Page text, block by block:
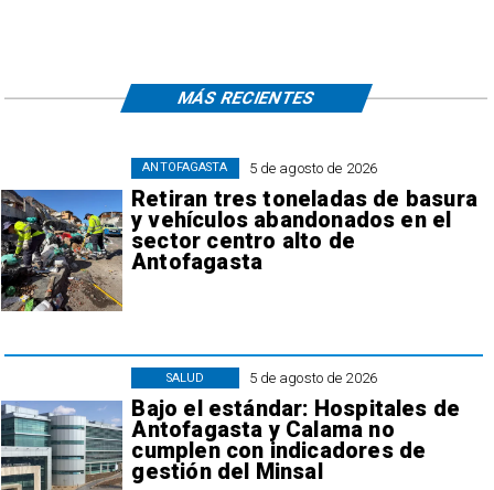
5 de agosto de 2026
Retiran tres toneladas de basura
y vehículos abandonados en el
sector centro alto de
Antofagasta
ANTOFAGASTA
5 de agosto de 2026
Bajo el estándar: Hospitales de
Antofagasta y Calama no
cumplen con indicadores de
gestión del Minsal
SALUD
MÁS RECIENTES